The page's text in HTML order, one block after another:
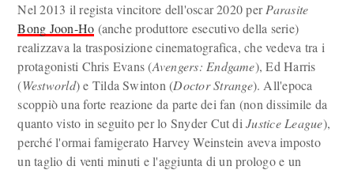
Nel 2013 il regista vincitore dell'oscar 2020 perParasite
Bong Joon-Ho (anche produttore esecutivo della serie)
realizzava la trasposizione cinematografica, che vedeva tra i
protagonisti Chris Evans (Avengers: Endgame), Ed Harris
(Westworld) e Tilda Swinton (Doctor Strange). All'epoca
scoppiò una forte reazione da parte dei fan (non dissimile da
quanto visto in seguito per lo Snyder Cut diJustice League),
perché l'ormai famigerato Harvey Weinstein aveva imposto
un taglio di venti minuti e l'aggiunta di un prologo e un